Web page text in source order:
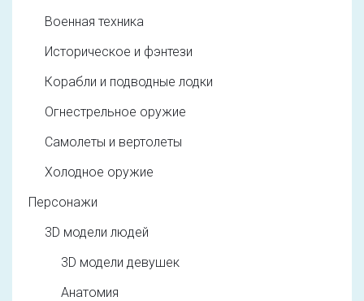
Военная техника
Историческое и фэнтези
Корабли и подводные лодки
Огнестрельное оружие
Самолеты и вертолеты
Холодное оружие
Персонажи
3D модели людей
3D модели девушек
Анатомия